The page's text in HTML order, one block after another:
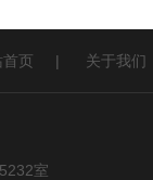
首页 | 关于我们
室